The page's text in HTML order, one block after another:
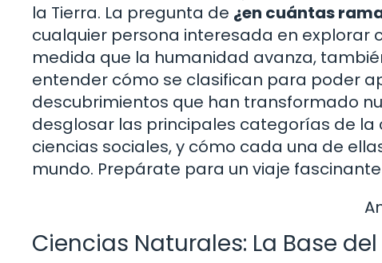
la Tierra. La pregunta de ¿en cuántas
cualquier persona interesada en explorar
medida que la humanidad avanza,
entender cómo se clasifican para poder
descubrimientos que han transformado
desglosar las principales categorías de
ciencias sociales, y cómo cada una de
mundo. Prepárate para un viaje
Ciencias Naturales: La Base